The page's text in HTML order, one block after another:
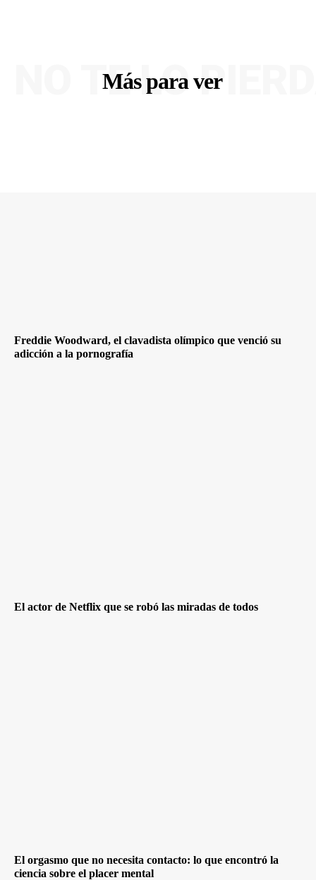
Más para ver
NO TE LO
Freddie Woodward, el clavadista olímpico que venció su
adicción a la pornografía
El actor de Netflix que se robó las miradas de todos
El orgasmo que no necesita contacto: lo que encontró la
ciencia sobre el placer mental